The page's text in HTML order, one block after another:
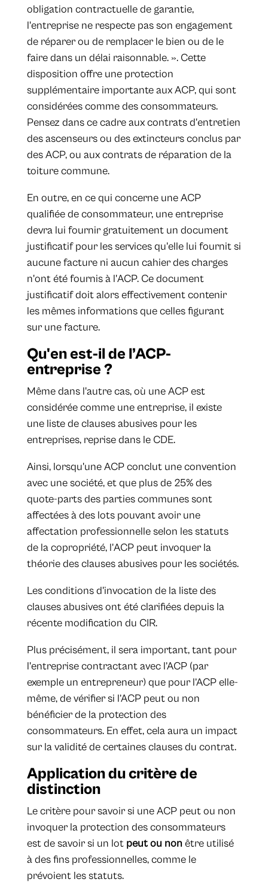
obligation contractuelle de garantie,
l'entreprise ne respecte pas son engagement
de réparer ou de remplacer le bien ou de le
faire dans un délai raisonnable. ». Cette
disposition offre une protection
supplémentaire importante aux ACP, qui sont
considérées comme des consommateurs.
Pensez dans ce cadre aux contrats d'entretien
des ascenseurs ou des extincteurs conclus par
des ACP, ou aux contrats de réparation de la
toiture commune.
En outre, en ce qui concerne une ACP
qualifiée de consommateur, une entreprise
devra lui fournir gratuitement un document
justificatif pour les services qu'elle lui fournit si
aucune facture ni aucun cahier des charges
n'ont été fournis à l'ACP. Ce document
justificatif doit alors effectivement contenir
les mêmes informations que celles figurant
sur une facture.
Qu'en est-il de l’ACP-
entreprise ?
Même dans l'autre cas, où une ACP est
considérée comme une entreprise, il existe
une liste de clauses abusives pour les
entreprises, reprise dans le CDE.
Ainsi, lorsqu'une ACP conclut une convention
avec une société, et que plus de 25% des
quote-parts des parties communes sont
affectées à des lots pouvant avoir une
affectation professionnelle selon les statuts
de la copropriété, l'ACP peut invoquer la
théorie des clauses abusives pour les sociétés.
Les conditions d'invocation de la liste des
clauses abusives ont été clarifiées depuis la
récente modification du CIR.
Plus précisément, il sera important, tant pour
l'entreprise contractant avec l’ACP (par
exemple un entrepreneur) que pour l’ACP elle-
même, de vérifier si l’ACP peut ou non
bénéficier de la protection des
consommateurs. En effet, cela aura un impact
sur la validité de certaines clauses du contrat.
Application du critère de
distinction
Le critère pour savoir si une ACP peut ou non
invoquer la protection des consommateurs
est de savoir si un lot peut ou non être utilisé
à des fins professionnelles, comme le
prévoient les statuts.